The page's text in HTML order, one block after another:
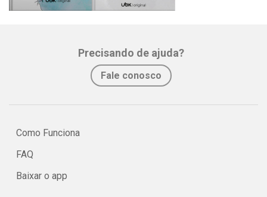
Precisando de ajuda?
Fale conosco
Como Funciona
FAQ
Baixar o app